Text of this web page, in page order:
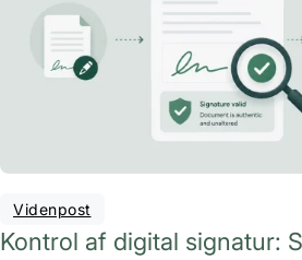
Videnpost
Kontrol af digital signatur: